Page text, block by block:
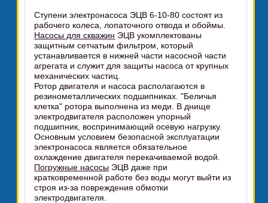
Ступени электронасоса ЭЦВ 6-10-80 состоят из
рабочего колеса, лопаточного отвода и обоймы.
Насосы для скважин ЭЦВ укомплектованы
защитным сетчатым фильтром, который
устанавливается в нижней части насосной части
агрегата и служит для защиты насоса от крупных
механических частиц.
Ротор двигателя и насоса располагаются в
резинометаллических подшипниках. "Беличья
клетка" ротора выполнена из меди. В днище
электродвигателя расположен упорный
подшипник, воспринимающий осевую нагрузку.
Основным условием безопасной эксплуатации
электронасоса является обязательное
охлаждение двигателя перекачиваемой водой.
Погружные насосы ЭЦВ даже при
кратковременной работе без воды могут выйти из
строя из-за повреждения обмотки
электродвигателя.